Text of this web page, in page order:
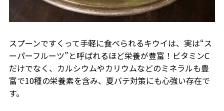
スプーンですくって手軽に食べられるキウイは、実は“ス
ーパーフルーツ”と呼ばれるほど栄養が豊富！ビタミンC
だけでなく、カルシウムやカリウムなどのミネラルも豊
富で10種の栄養素を含み、夏バテ対策にも心強い存在で
す。